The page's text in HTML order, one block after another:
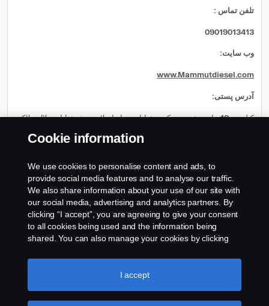
: تلفن تماس
09019013413
:وب سایت
www.Mammutdiesel.com
:آدرس پستی
کیلومتر 12 جاده مخصوص کرج، خیابان سپاه اسلام، نبش خیابان جلال، پلاک
Bodybuilder.MD@Mammutgroup.com
Cookie information
We use cookies to personalise content and ads, to
provide social media features and to analyse our traffic.
We also share information about your use of our site with
our social media, advertising and analytics partners. By
clicking “I accept”, you are agreeing to give your consent
to all cookies being used and the information being
shared. You can also manage your cookies by clicking
like to accept. For a more detailed explanation of how we
use cookies, please visit our cookies section, which you
I accept